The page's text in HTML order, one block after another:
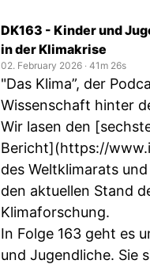
DK163 - Kinder und
in der Klimakrise
02. February 2026 ‧ 41m 26s
"Das Klima”, der
Wissenschaft hinter
Wir lasen den
Bericht](https://
des Weltklimarats
den aktuellen Stand
Klimaforschung.
In Folge 163 geht es
und Jugendliche. Sie